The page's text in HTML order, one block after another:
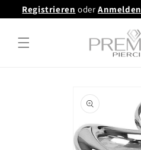
zum
Registrieren oderAnmelden